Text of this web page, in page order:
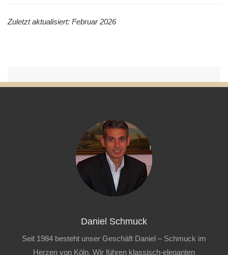
Zuletzt aktualisiert: Februar 2026
Daniel Schmuck
Seit 1984 besteht unser Geschäft Daniel – Schmuck im
Herzen von Köln. Wir führen klassisch-eleganten